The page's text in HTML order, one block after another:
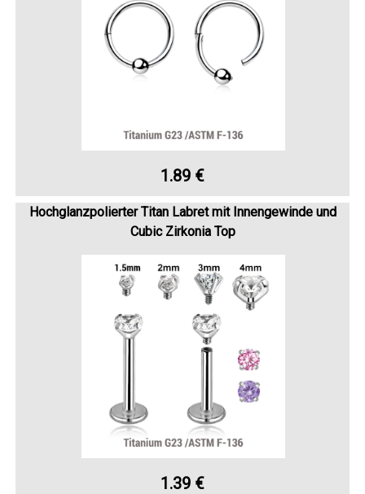
1.89 €
Hochglanzpolierter Titan Labret mit Innengewinde und
Cubic Zirkonia Top
1.39 €